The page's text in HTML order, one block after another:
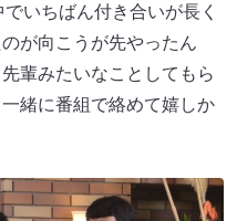
いちばん付き合いが長く
が向こうが先やったん
輩みたいなことしてもら
緒に番組で絡めて嬉しか